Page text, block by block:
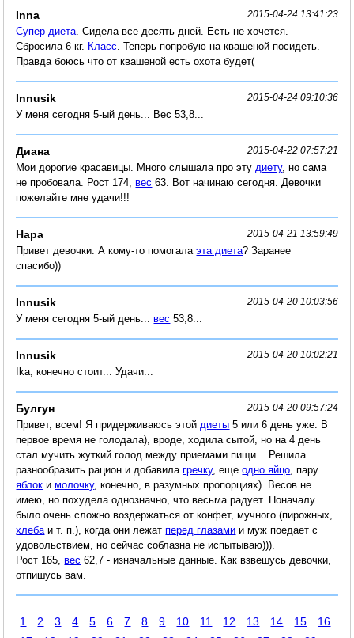
Inna 2015-04-24 13:41:23
Супер диета . Сидела все десять дней. Есть не хочется.
Сбросила 6 кг. Класс . Теперь попробую на квашеной посидеть.
Правда боюсь что от квашеной есть охота будет(
Innusik 2015-04-24 09:10:36
У меня сегодня 5-ый день... Вес 53,8...
Диана 2015-04-22 07:57:21
Мои дорогие красавицы. Много слышала про эту диету, но сама
не пробовала. Рост 174,вес 63. Вот начинаю сегодня. Девочки
пожелайте мне удачи!!!
Нара 2015-04-21 13:59:49
Привет девочки. А кому-то помогалаэта диета? Заранее
спасибо))
Innusik 2015-04-20 10:03:56
У меня сегодня 5-ый день...вес 53,8...
Innusik 2015-04-20 10:02:21
Ika, конечно стоит... Удачи...
Булгун 2015-04-20 09:57:24
Привет, всем! Я придерживаюсь этой диеты 5 или 6 день уже. В
первое время не голодала), вроде, ходила сытой, но на 4 день
стал мучить жуткий голод между приемами пищи... Решила
разнообразить рацион и добавилагречку, ещеодно яйцо , пару
яблок имолочку, конечно, в разумных пропорциях). Весов не
имею, но похудела однозначно, что весьма радует. Поначалу
было очень сложно воздержаться от конфет, мучного (пирожных,
хлеба и т. п.), когда они лежатперед глазами и муж поедает с
удовольствием, но сейчас соблазна не испытываю))).
Рост 165,вес 62,7 - изначальные данные. Как взвешусь девочки,
отпишусь вам.
1 2 3 4 5 6 7 8 9 10 11 12 13 14 15
16